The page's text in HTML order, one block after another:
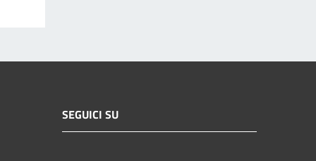
SEGUICI SU